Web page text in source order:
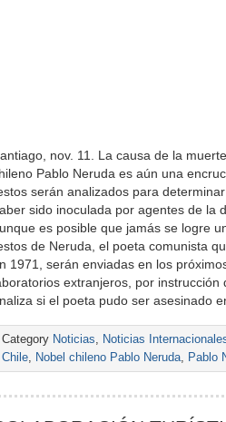
nov. 11. La causa de la
Pablo Neruda es aún una
serán analizados para
sido inoculada por agentes de la
es posible que jamás se logre
de Neruda, el poeta comunista
1971, serán enviadas en los
extranjeros, por
si el poeta pudo ser asesinado
Category Noticias, Noticias
Chile, Nobel chileno Pablo Neruda, Pablo